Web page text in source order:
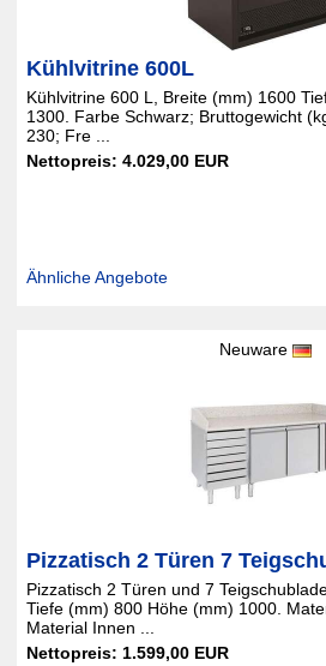
Kühlvitrine 600L
Kühlvitrine 600 L, Breite (mm) 1600
1300. Farbe Schwarz; Bruttogewicht
230; Fre ...
Nettopreis: 4.029,00 EUR
Ähnliche Angebote
Neuware
Pizzatisch 2 Türen 7
Pizzatisch 2 Türen und 7
Tiefe (mm) 800 Höhe (mm) 1000.
Material Innen ...
Nettopreis: 1.599,00 EUR